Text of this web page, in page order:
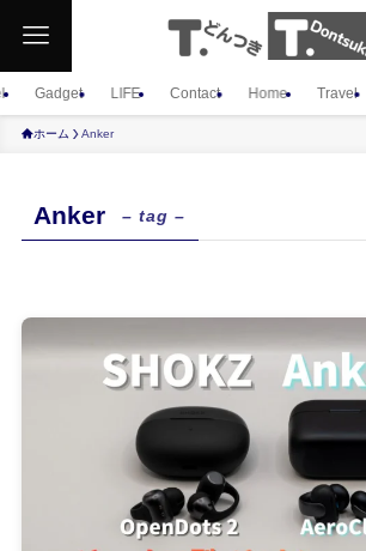
Gadget LIFE Contact Home Travel
ホーム Anker
Anker – tag –